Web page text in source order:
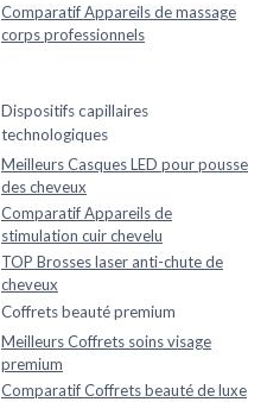
Comparatif Appareils de massage
corps professionnels
Dispositifs capillaires
technologiques
Meilleurs Casques LED pour pousse
des cheveux
Comparatif Appareils de
stimulation cuir chevelu
TOP Brosses laser anti-chute de
cheveux
Coffrets beauté premium
Meilleurs Coffrets soins visage
premium
Comparatif Coffrets beauté de luxe